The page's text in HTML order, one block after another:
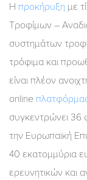
Η προκήρυξη με
Τροφίμων –
συστημάτων
τρόφιμα και
είναι πλέον
online
συγκεντρώνει 36
την Ευρωπαϊκή
40 εκατομμύρια
ερευνητικών και